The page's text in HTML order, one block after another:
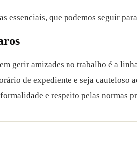
essenciais, que podemos seguir
gerir amizades no trabalho é a
de expediente e seja
e respeito pelas normas